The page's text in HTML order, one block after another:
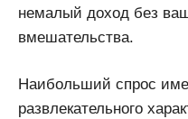
немалый доход без
вмешательства.
Наибольший спрос
развлекательного